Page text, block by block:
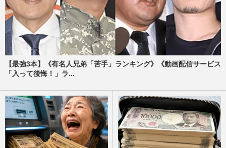
【最強3本】《有名人兄弟「苦手」ランキング》《動画配信サービス
「入って後悔！」ラ...